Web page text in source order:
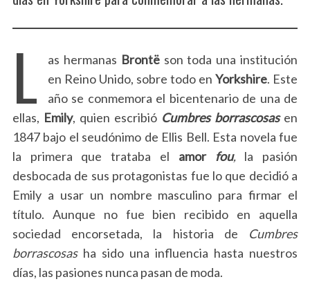
L as hermanas Brontëson toda una institución
en Reino Unido, sobre todo enYorkshire. Este
año se conmemora el bicentenario de una de
ellas, Emily, quien escribió Cumbres borrascosas en
1847 bajo el seudónimo de Ellis Bell. Esta novela fue
la primera que trataba el amor fou, la pasión
desbocada de sus protagonistas fue lo que decidió a
Emily a usar un nombre masculino para firmar el
título. Aunque no fue bien recibido en aquella
sociedad encorsetada, la historia de Cumbres
borrascosas ha sido una influencia hasta nuestros
días, las pasiones nunca pasan de moda.